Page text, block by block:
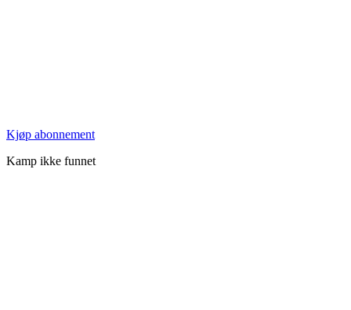
Kjøp abonnement
Kamp ikke funnet